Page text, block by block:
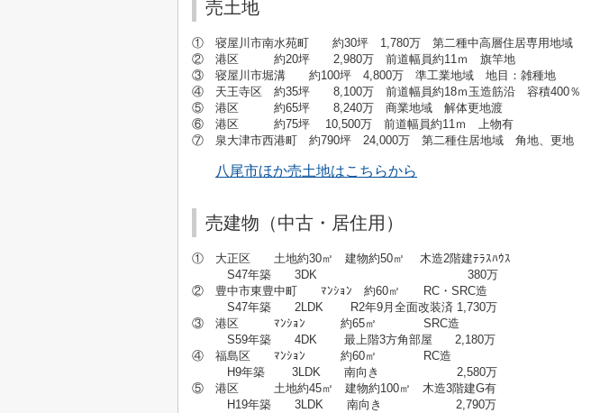
売土地
① 寝屋川市南水苑町 約30坪 1,780万 第二種中高層住居専用地域
② 港区 約20坪 2,980万 前道幅員約11ｍ 旗竿地
③ 寝屋川市堀溝 約100坪 4,800万 準工業地域 地目：雑種地
④ 天王寺区 約35坪 8,100万 前道幅員約18ｍ玉造筋沿 容積400％
⑤ 港区 約65坪 8,240万 商業地域 解体更地渡
⑥ 港区 約75坪 10,500万 前道幅員約11ｍ 上物有
⑦ 泉大津市西港町 約790坪 24,000万 第二種住居地域 角地、更地
八尾市ほか売土地はこちらから
売建物（中古・居住用）
① 大正区 土地約30㎡ 建物約50㎡ 木造2階建ﾃﾗｽﾊｳｽ
S47年築 3DK 380万
② 豊中市東豊中町 ﾏﾝｼｮﾝ 約60㎡ RC・SRC造
S47年築 2LDK R2年9月全面改装済 1,730万
③ 港区 ﾏﾝｼｮﾝ 約65㎡ SRC造
S59年築 4DK 最上階3方角部屋 2,180万
④ 福島区 ﾏﾝｼｮﾝ 約60㎡ RC造
H9年築 3LDK 南向き 2,580万
⑤ 港区 土地約45㎡ 建物約100㎡ 木造3階建G有
H19年築 3LDK 南向き 2,790万